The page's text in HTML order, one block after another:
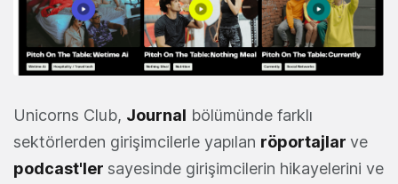
Unicorns Club, Journal bölümünde farklı
sektörlerden girişimcilerle yapılan röportajlar ve
podcast'ler sayesinde girişimcilerin hikayelerini ve